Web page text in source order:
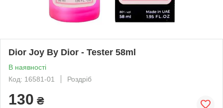
Dior Joy By Dior - Tester 58ml
В наявності
Код: 16581-01
Роздріб
130 ₴